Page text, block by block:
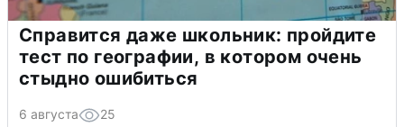
Справится даже школьник: пройдите
тест по географии, в котором очень
стыдно ошибиться
6 августа 25